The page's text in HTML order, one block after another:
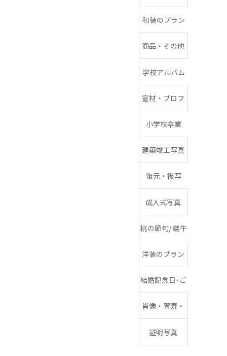
校・大学）
プラン
和装のプラン
商品・その他
WEBページ用
など
学校アルバム
宣材・プロフ
ィール
小学校卒業
式・中学校入
学式・十三祝
い
建築竣工写真
復元・複写
成人式写真
桃の節句/ 端午
の節句
洋装のプラン
結婚記念日･ご
家族･子ども、
野外撮影
肖像・賀寿・
生前遺影
証明写真